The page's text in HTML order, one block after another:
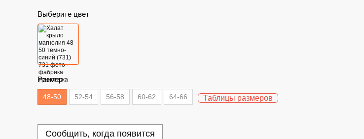
Выберите цвет
Размер
48-50 52-54 56-58 60-62 64-66 Таблицы размеров
Сообщить, когда появится